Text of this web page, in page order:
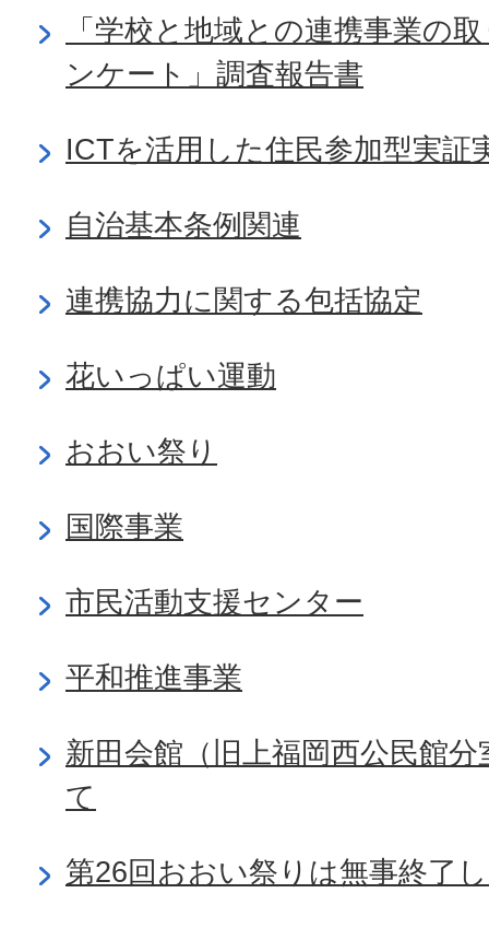
「学校と地域との連携事業の
ンケート」調査報告書
ICTを活用した住民参加型実証
自治基本条例関連
連携協力に関する包括協定
花いっぱい運動
おおい祭り
国際事業
市民活動支援センター
平和推進事業
新田会館（旧上福岡西公民館
て
第26回おおい祭りは無事終了